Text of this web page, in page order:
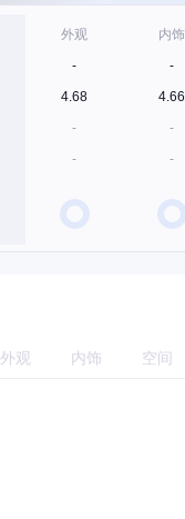
外观
-
4.68
-
-
内饰
-
4.66
-
-
外观 内饰 空间